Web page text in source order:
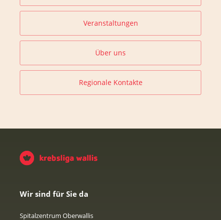
Veranstaltungen
Über uns
Regionale Kontakte
Wir sind für Sie da
Spitalzentrum Oberwallis